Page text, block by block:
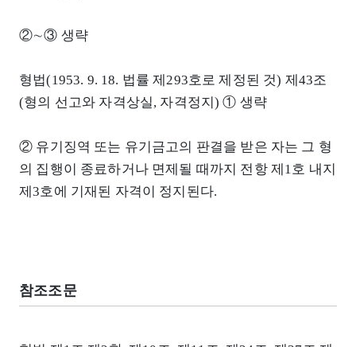
②∼③ 생략
형법(1953. 9. 18. 법률 제293호로 제정된 것) 제43조
(형의 선고와 자격상실, 자격정지) ① 생략
② 유기징역 또는 유기금고의 판결을 받은 자는 그 형
의 집행이 종료하거나 면제될 때까지 전항 제1호 내지
제3호에 기재된 자격이 정지된다.
참조조문